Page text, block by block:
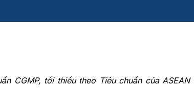
CGMP, tối thiểu theo Tiêu chuẩn của